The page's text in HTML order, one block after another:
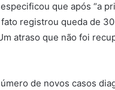
que após “a
registrou queda de
atraso que não foi
de novos casos